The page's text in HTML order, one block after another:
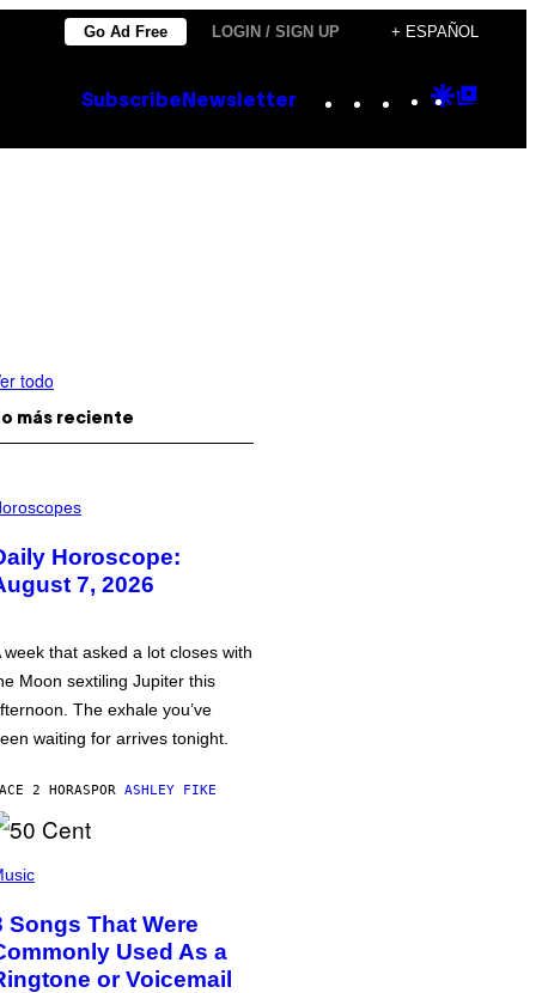
Go Ad Free LOGIN / SIGN UP + ESPAÑOL
Subscribe Newsletter Instagram
TikTok
YouTube
Google
todo
más reciente
Horoscope:
7, 2026
week that asked a lot closes with
Moon sextiling Jupiter this
The exhale you’ve
waiting for arrives tonight.
2 HORASPOR ASHLEY FIKE
Songs That Were
Used As a
or Voicemail